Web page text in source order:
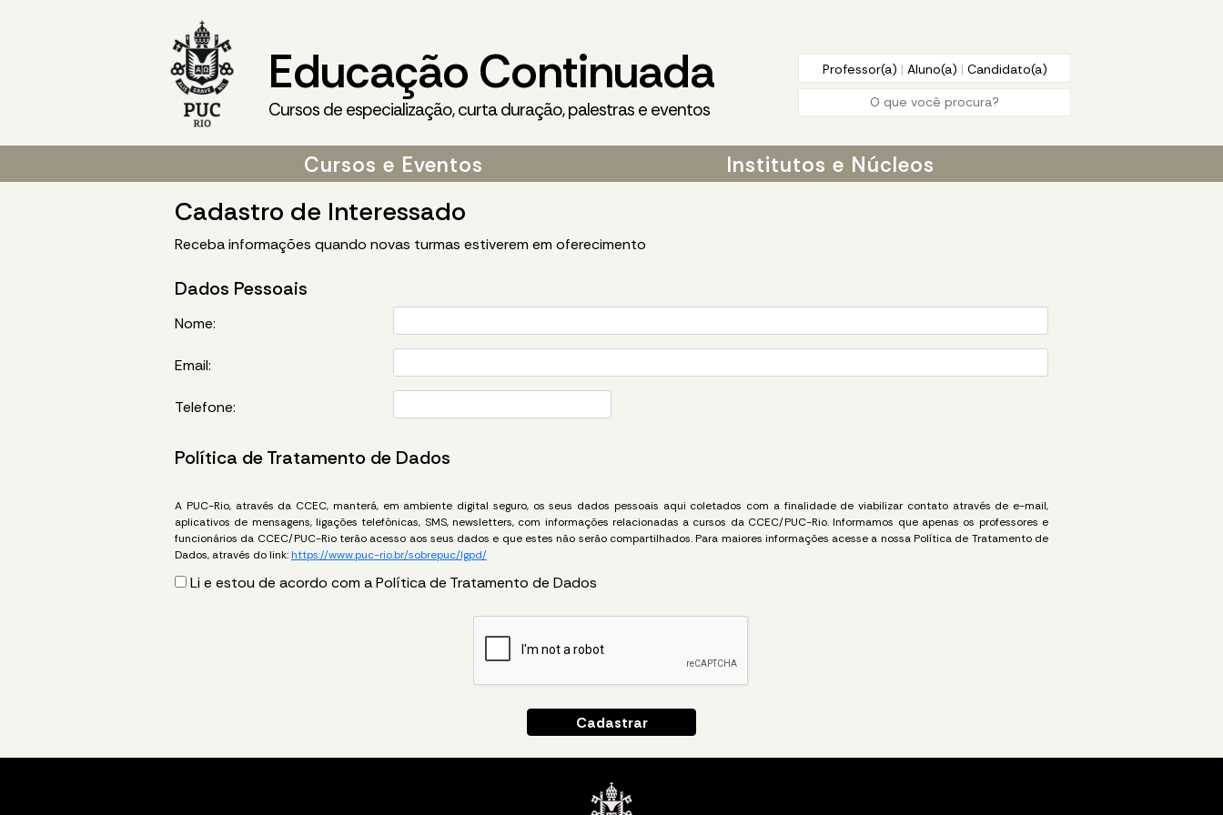
Educação Continuada
Cursos de especialização, curta duração, palestras e eventos
Professor(a) | Aluno(a) | Candidato(a)
Cursos e Eventos Institutos e Núcleos
Cadastro de Interessado
Receba informações quando novas turmas estiverem em oferecimento
Dados Pessoais
Nome:
Email:
Telefone:
Política de Tratamento de Dados
A PUC-Rio, através da CCEC, manterá, em ambiente digital seguro, os seus dados pessoais aqui coletados com a finalidade de viabilizar contato através de e-mail,
aplicativos de mensagens, ligações telefônicas, SMS, newsletters, com informações relacionadas a cursos da CCEC/PUC-Rio. Informamos que apenas os professores e
funcionários da CCEC/PUC-Rio terão acesso aos seus dados e que estes não serão compartilhados. Para maiores informações acesse a nossa Política de Tratamento de
Dados, através do link: https://www.puc-rio.br/sobrepuc/lgpd/
Li e estou de acordo com a Política de Tratamento de Dados